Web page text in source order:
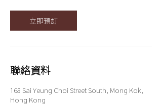
鐘
立即預訂
聯絡資料
168 Sai Yeung Choi Street South, Mong Kok,
Hong Kong